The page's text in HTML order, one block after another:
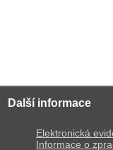
Další informace
Elektronická
Informace o